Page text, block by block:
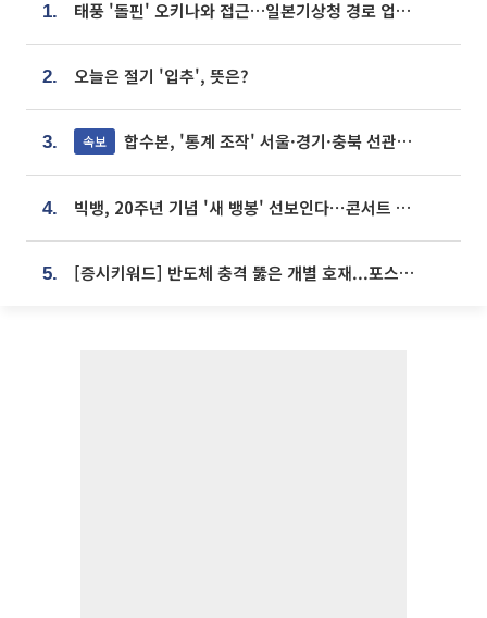
1. 태풍 '돌핀' 오키나와 접근…일본기상청 경로 업데이트
2. 오늘은 절기 '입추', 뜻은?
3. 속보 합수본, '통계 조작' 서울·경기·충북 선관위 등 추가 압수수색
4. 빅뱅, 20주년 기념 '새 뱅봉' 선보인다⋯콘서트 앞두고 팝업 개최
5. [증시키워드] 반도체 충격 뚫은 개별 호재...포스코퓨처엠·에코프로·한화솔루션 '눈길'